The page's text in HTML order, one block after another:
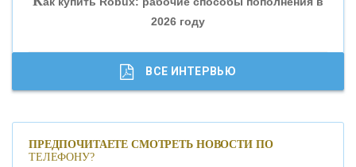
«ГАЗПРОМБАНК»
«МОСКОВСКИЙ КРЕДИТНЫЙ БАНК»
2026 году
ВСЕ ИНТЕРВЬЮ
ПРЕДПОЧИТАЕТЕ СМОТРЕТЬ НОВОСТИ ПО
ТЕЛЕФОНУ?